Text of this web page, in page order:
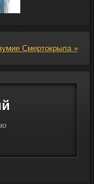
Смертокрыла »